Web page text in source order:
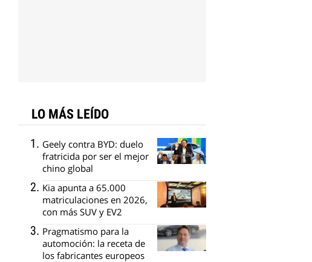
LO MÁS LEÍDO
Geely contra BYD: duelo
fratricida por ser el mejor
chino global
Kia apunta a 65.000
matriculaciones en 2026,
con más SUV y EV2
Pragmatismo para la
automoción: la receta de
los fabricantes europeos